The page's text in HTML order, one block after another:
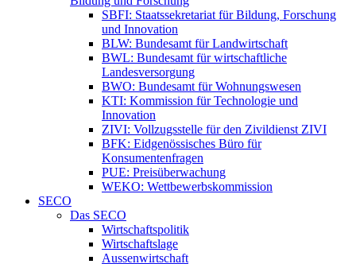
SBFI: Staatssekretariat für Bildung, Forschung
und Innovation
BLW: Bundesamt für Landwirtschaft
BWL: Bundesamt für wirtschaftliche
Landesversorgung
BWO: Bundesamt für Wohnungswesen
KTI: Kommission für Technologie und
Innovation
ZIVI: Vollzugsstelle für den Zivildienst ZIVI
BFK: Eidgenössisches Büro für
Konsumentenfragen
PUE: Preisüberwachung
WEKO: Wettbewerbskommission
SECO
Das SECO
Wirtschaftspolitik
Wirtschaftslage
Aussenwirtschaft